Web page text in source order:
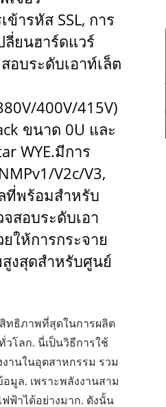
ารหัส SSL, การ
ลี่ยนฮาร์ดแวร์
อบระดับเอาท์เล็ต
400V/415V)
ขนาด 0U และ
WYE.มีการ
v2c/v3,
ที่พร้อมสำหรับ
สอบระดับเอา
ให้การกระจาย
งสุดสำหรับศูนย์
ทธิภาพที่สุดในการผลิต
วโลก. นี่เป็นวิธีการใช้
านในอุตสาหกรรม รวม
มูล. เพราะพลังงานสาม
ฟ้าได้อย่างมาก. ดังนั้น